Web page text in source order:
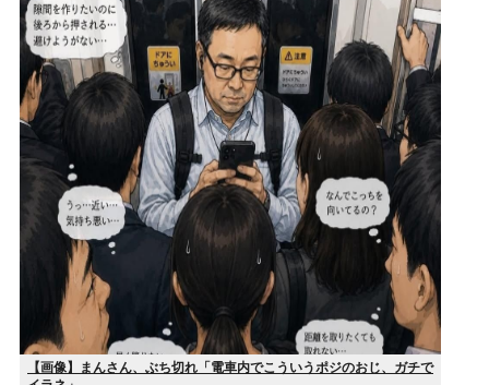
【画像】まんさん、ぶち切れ「電車内でこういうポジのおじ、ガチで